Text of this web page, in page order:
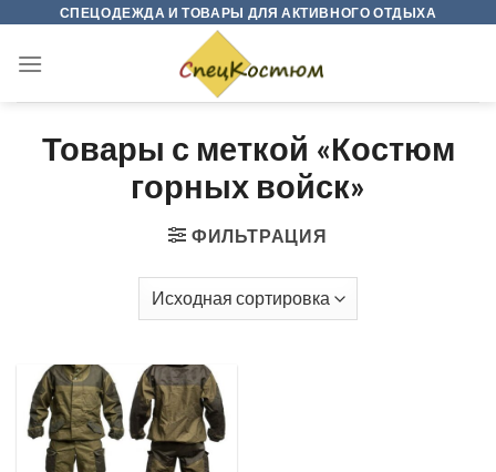
content
СПЕЦОДЕЖДА И ТОВАРЫ ДЛЯ АКТИВНОГО ОТДЫХА
Товары с меткой «Костюм
горных войск»
ФИЛЬТРАЦИЯ